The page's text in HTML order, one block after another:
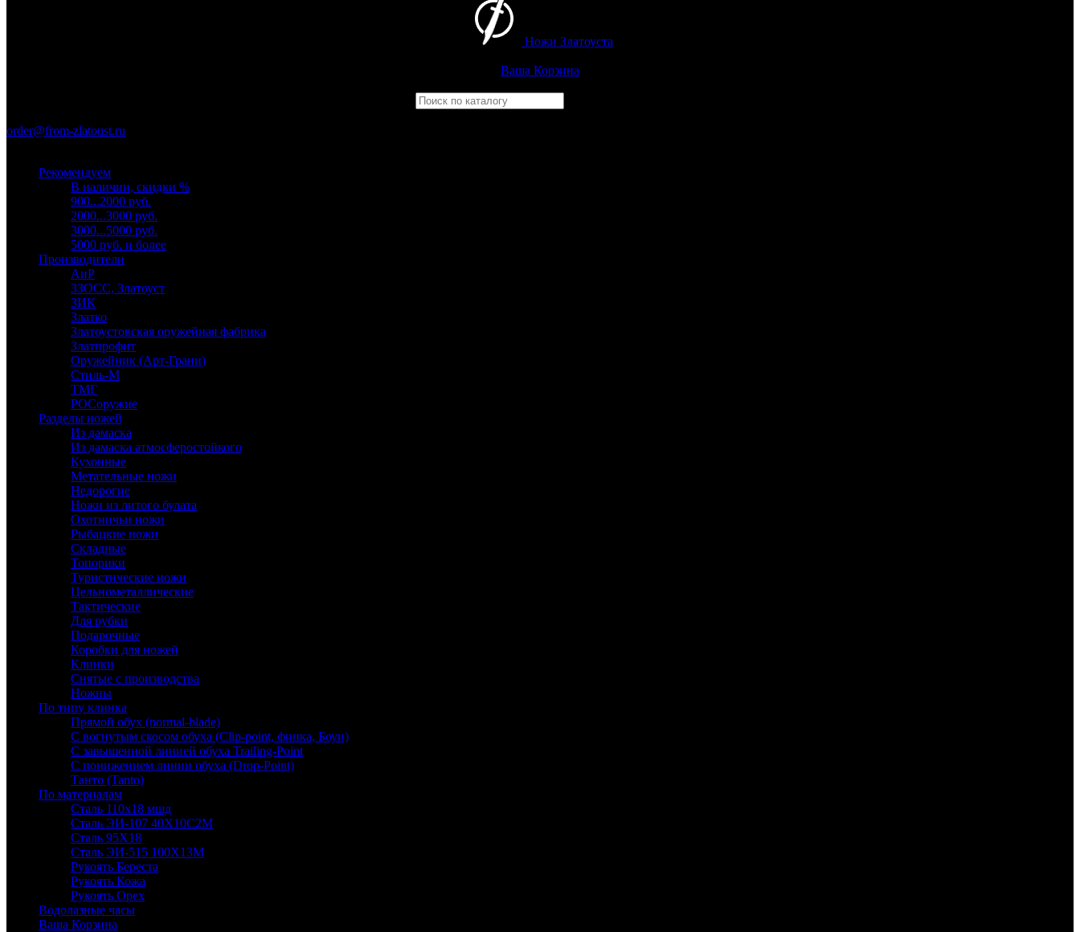
Ножи Златоуста
Ваша Корзина
order@from-zlatoust.ru
Рекомендуем
В наличии, скидки %
900...2000 руб.
2000...3000 руб.
3000...5000 руб.
5000 руб. и более
Производители
АиР
ЗЗОСС, Златоуст
ЗИК
Златко
Златоустовская оружейная фабрика
Златпрофит
Оружейник (Арт-Грани)
Стиль-М
ТМГ
РОСоружие
Разделы ножей
Из дамаска
Из дамаска атмосферостойкого
Кухонные
Метательные ножи
Недорогие
Ножи из литого булата
Охотничьи ножи
Рыбацкие ножи
Складные
Топорики
Туристические ножи
Цельнометаллические
Тактические
Для рубки
Подарочные
Коробки для ножей
Клинки
Снятые с производства
Ножны
По типу клинка
Прямой обух (normal-blade)
С вогнутым скосом обуха (Clip-point, финка, Боуи)
С завышенной линией обуха Trailing-Point
С понижением линии обуха (Drop-Point)
Танто (Tanto)
По материалам
Сталь 110х18 мшд
Сталь ЭИ-107 40Х10С2М
Сталь 95Х18
Сталь ЭИ-515 100Х13М
Рукоять Береста
Рукоять Кожа
Рукоять Орех
Водолазные часы
Ваша Корзина